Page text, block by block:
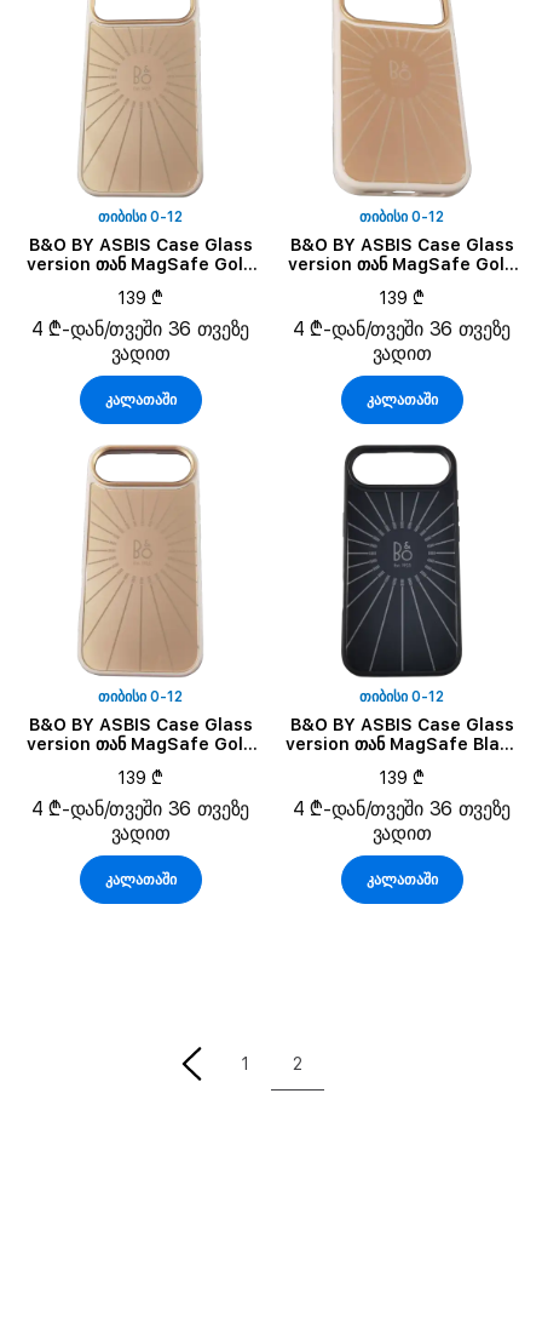
ᲗᲘᲑᲘᲡᲘ 0-12
B&O BY ASBIS Case Glass
version თან MagSafe Gold
139 ₾
4 ₾-დან/თვეში 36 თვეზე
ვადით
კალათაში
ᲗᲘᲑᲘᲡᲘ 0-12
B&O BY ASBIS Case Glass
version თან MagSafe Gold
139 ₾
4 ₾-დან/თვეში 36 თვეზე
ვადით
კალათაში
ᲗᲘᲑᲘᲡᲘ 0-12
B&O BY ASBIS Case Glass
version თან MagSafe Gold
139 ₾
4 ₾-დან/თვეში 36 თვეზე
ვადით
კალათაში
ᲗᲘᲑᲘᲡᲘ 0-12
B&O BY ASBIS Case Glass
version თან MagSafe Black
139 ₾
4 ₾-დან/თვეში 36 თვეზე
ვადით
კალათაში
1 2